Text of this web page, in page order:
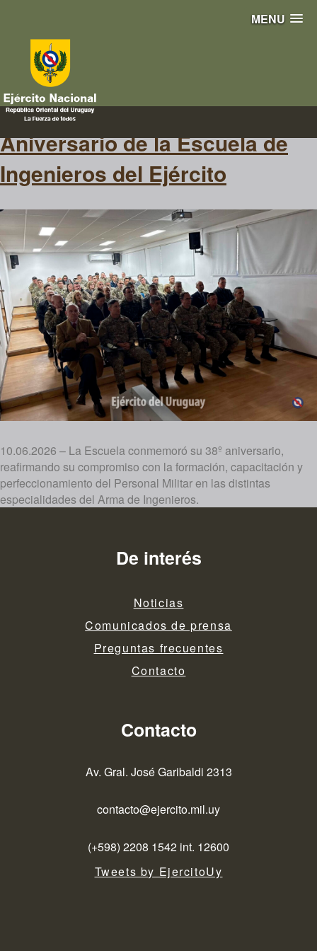
MENU
cememonia
Aniversario de la Escuela de
Ingenieros del Ejército
10.06.2026 – La Escuela conmemoró su 38º aniversario,
reafirmando su compromiso con la formación, capacitación y
perfeccionamiento del Personal Militar en las distintas
especialidades del Arma de Ingenieros.
De interés
Noticias
Comunicados de prensa
Preguntas frecuentes
Contacto
Contacto
Av. Gral. José Garibaldi 2313
contacto@ejercito.mil.uy
(+598) 2208 1542 int. 12600
Tweets by EjercitoUy